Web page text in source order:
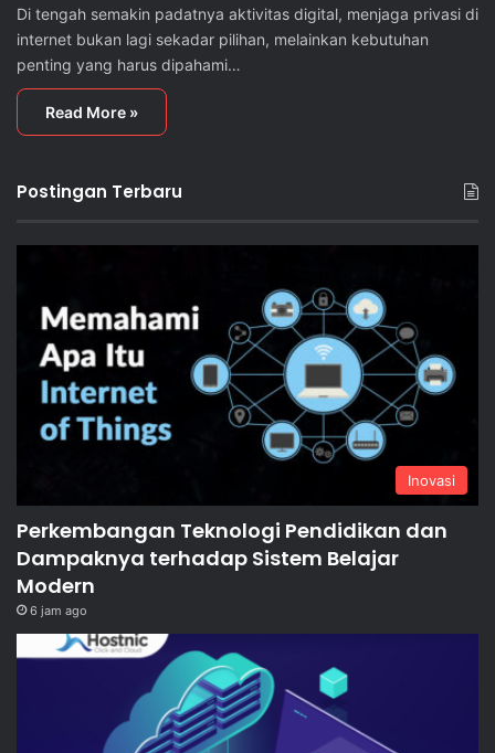
Di tengah semakin padatnya aktivitas digital, menjaga privasi di
internet bukan lagi sekadar pilihan, melainkan kebutuhan
penting yang harus dipahami…
Read More »
Postingan Terbaru
Inovasi
Perkembangan Teknologi Pendidikan dan
Dampaknya terhadap Sistem Belajar
Modern
6 jam ago